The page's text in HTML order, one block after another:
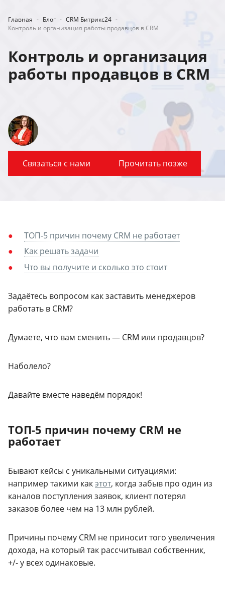
Главная - Блог - CRM Битрикс24 -
Контроль и организация работы продавцов в CRM
Контроль и организация
работы продавцов в CRM
Связаться с нами Прочитать позже
ТОП-5 причин почему CRM не работает
Как решать задачи
Что вы получите и сколько это стоит
Задаётесь вопросом как заставить менеджеров
работать в CRM?
Думаете, что вам сменить — CRM или продавцов?
Наболело?
Давайте вместе наведём порядок!
ТОП-5 причин почему CRM не
работает
Бывают кейсы с уникальными ситуациями:
например такими какэтот, когда забыв про один из
каналов поступления заявок, клиент потерял
заказов более чем на 13 млн рублей.
Причины почему CRM не приносит того увеличения
дохода, на который так рассчитывал собственник,
+/- у всех одинаковые.